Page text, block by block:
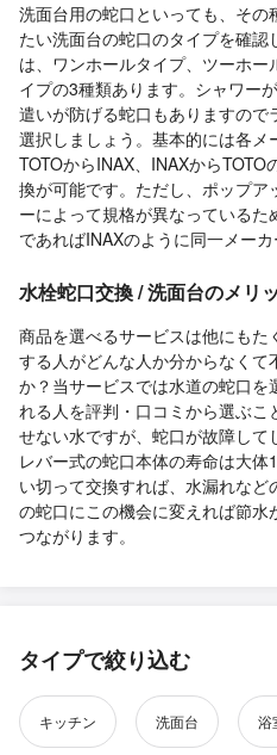
洗面台用の蛇口といっても、その
たい洗面台の蛇口のタイプを確
は、ワンホールタイプ、ツーホ
イプの3種類あります。シャワー
遣いが防げる蛇口もありますの
選択しましょう。基本的には各メ
TOTOからINAX、INAXから
換が可能です。ただし、ポップア
ーによって規格が異なっているた
であればINAXのように同一メーカ
水栓蛇口交換 / 洗面台のメリ
商品を選べるサービスは他にも
する人がどんな人か分からなく
か？当サービスでは水道の蛇口を
れる人を評判・口コミから選ぶ
せない水ですが、蛇口が故障して
レバー式の蛇口本体の寿命は大
い切って交換すれば、水漏れな
の蛇口にこの機会に変えれば節水
つながります。
タイプで絞り込む
キッチン 洗面台 浴